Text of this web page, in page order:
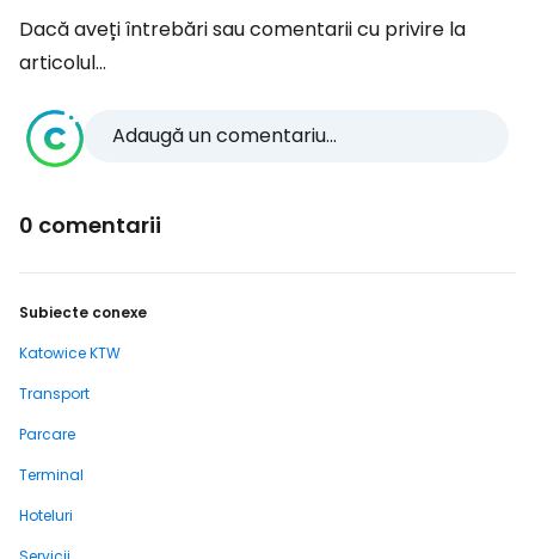
Dacă aveți întrebări sau comentarii cu privire la
articolul...
Adaugă un comentariu...
0 comentarii
Subiecte conexe
Katowice KTW
Transport
Parcare
Terminal
Hoteluri